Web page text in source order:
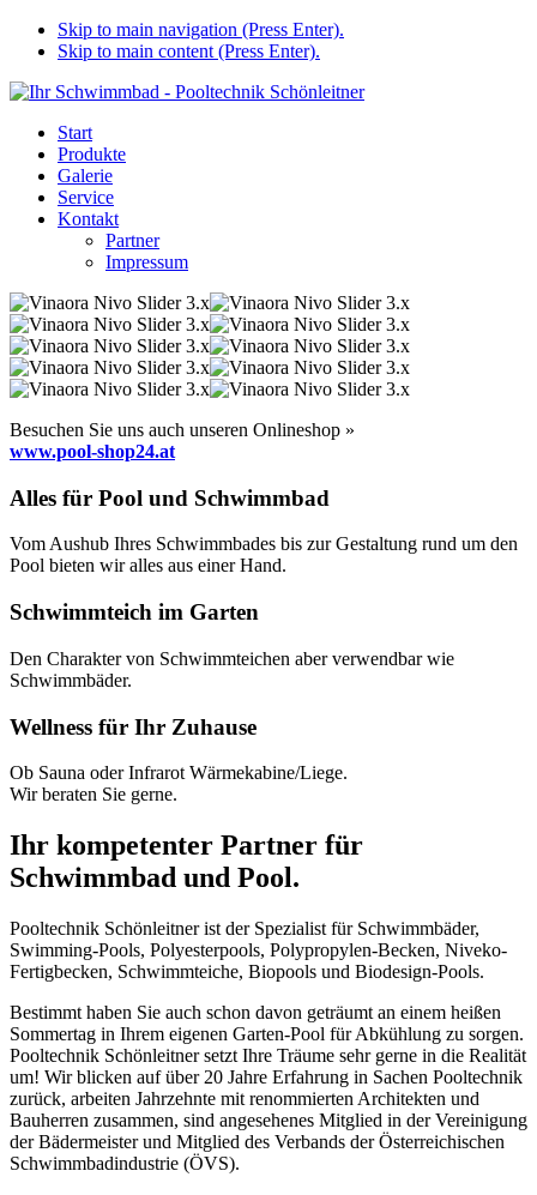
Skip to main navigation (Press Enter).
Skip to main content (Press Enter).
Start
Produkte
Galerie
Service
Kontakt
Partner
Impressum
Besuchen Sie uns auch unseren Onlineshop »
www.pool-shop24.at
Alles für Pool und Schwimmbad
Vom Aushub Ihres Schwimmbades bis zur Gestaltung rund um den
Pool bieten wir alles aus einer Hand.
Schwimmteich im Garten
Den Charakter von Schwimmteichen aber verwendbar wie
Schwimmbäder.
Wellness für Ihr Zuhause
Ob Sauna oder Infrarot Wärmekabine/Liege.
Wir beraten Sie gerne.
Ihr kompetenter Partner für
Schwimmbad und Pool.
Pooltechnik Schönleitner ist der Spezialist für Schwimmbäder,
Swimming-Pools, Polyesterpools, Polypropylen-Becken, Niveko-
Fertigbecken, Schwimmteiche, Biopools und Biodesign-Pools.
Bestimmt haben Sie auch schon davon geträumt an einem heißen
Sommertag in Ihrem eigenen Garten-Pool für Abkühlung zu sorgen.
Pooltechnik Schönleitner setzt Ihre Träume sehr gerne in die Realität
um! Wir blicken auf über 20 Jahre Erfahrung in Sachen Pooltechnik
zurück, arbeiten Jahrzehnte mit renommierten Architekten und
Bauherren zusammen, sind angesehenes Mitglied in der Vereinigung
der Bädermeister und Mitglied des Verbands der Österreichischen
Schwimmbadindustrie (ÖVS).